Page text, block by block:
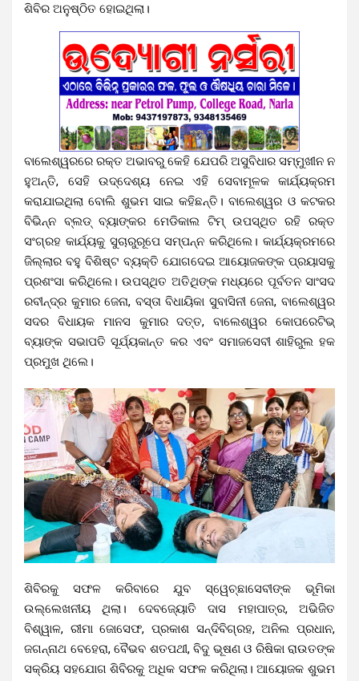
ଶିବିର ଅନୁଷ୍ଠିତ ହୋଇଥିଲା।
ବାଲେଶ୍ୱରରେ ରକ୍ତ ଅଭାବରୁ କେହି ଯେପରି ଅସୁବିଧାର ସମ୍ମୁଖୀନ ନ
ହୁଅନ୍ତି, ସେହି ଉଦ୍ଦେଶ୍ୟ ନେଇ ଏହି ସେବାମୂଳକ କାର୍ଯ୍ୟକ୍ରମ
କରାଯାଇଥିଲା ବୋଲି ଶୁଭମ ସାଇ କହିଛନ୍ତି। ବାଲେଶ୍ୱର ଓ କଟକର
ବିଭିନ୍ନ ବ୍ଲଡ୍ ବ୍ୟାଙ୍କର ମେଡିକାଲ ଟିମ୍ ଉପସ୍ଥିତ ରହି ରକ୍ତ
ସଂଗ୍ରହ କାର୍ଯ୍ୟକୁ ସୁଚାରୁରୂପେ ସମ୍ପନ୍ନ କରିଥିଲେ। କାର୍ଯ୍ୟକ୍ରମରେ
ଜିଲ୍ଲାର ବହୁ ବିଶିଷ୍ଟ ବ୍ୟକ୍ତି ଯୋଗଦେଇ ଆୟୋଜକଙ୍କ ପ୍ରୟାସକୁ
ପ୍ରଶଂସା କରିଥିଲେ। ଉପସ୍ଥିତ ଅତିଥିଙ୍କ ମଧ୍ୟରେ ପୂର୍ବତନ ସାଂସଦ
ରବୀନ୍ଦ୍ର କୁମାର ଜେନା, ବସ୍ତା ବିଧାୟିକା ସୁବାସିନୀ ଜେନା, ବାଲେଶ୍ୱର
ସଦର ବିଧାୟକ ମାନସ କୁମାର ଦତ୍ତ, ବାଲେଶ୍ୱର କୋପରେଟିଭ୍
ବ୍ୟାଙ୍କ ସଭାପତି ସୂର୍ଯ୍ୟକାନ୍ତ କର ଏବଂ ସମାଜସେବୀ ଶାହିରୁଲ ହକ
ପ୍ରମୁଖ ଥିଲେ।
ଶିବିରକୁ ସଫଳ କରିବାରେ ଯୁବ ସ୍ୱେଚ୍ଛାସେବୀଙ୍କ ଭୂମିକା
ଉଲ୍ଲେଖନୀୟ ଥିଲା। ଦେବଜ୍ୟୋତି ଦାସ ମହାପାତ୍ର, ଅଭିଜିତ
ବିଶ୍ୱାଳ, ରୀମା ଜୋସେଫ, ପ୍ରକାଶ ସନ୍ଦିବିଗ୍ରହ, ଅନିଲ ପ୍ରଧାନ,
ଜଗନ୍ନାଥ ବେହେରା, ବୈଭବ ଶତପଥୀ, ବିଦୁ ଭୂଷଣ ଓ ରିଷିକା ରାଉତଙ୍କ
ସକ୍ରିୟ ସହଯୋଗ ଶିବିରକୁ ଅଧିକ ସଫଳ କରିଥିଲା। ଆୟୋଜକ ଶୁଭମ